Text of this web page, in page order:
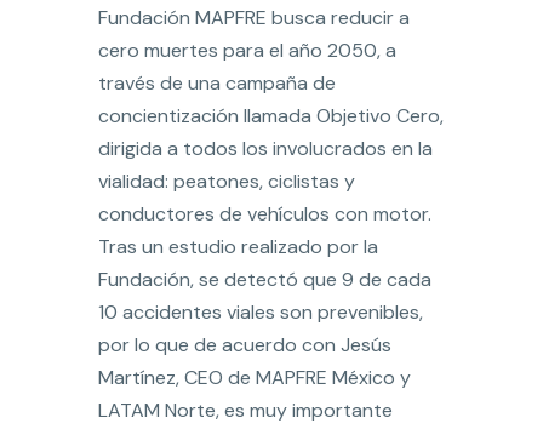
Fundación MAPFRE busca reducir a
cero muertes para el año 2050, a
través de una campaña de
concientización llamada Objetivo Cero,
dirigida a todos los involucrados en la
vialidad: peatones, ciclistas y
conductores de vehículos con motor.
Tras un estudio realizado por la
Fundación, se detectó que 9 de cada
10 accidentes viales son prevenibles,
por lo que de acuerdo con Jesús
Martínez, CEO de MAPFRE México y
LATAM Norte, es muy importante